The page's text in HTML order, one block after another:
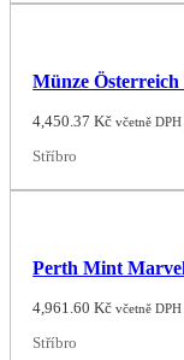
Münze
4,450.37Kč včetně DPH
Stříbro
Perth Mint
4,961.60Kč včetně DPH
Stříbro